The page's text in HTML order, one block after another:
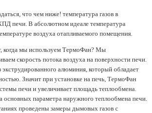
что чем ниже! температура газов в
печи. В абсолютном идеале температура
воздуха отапливаемого помещения.
когда мы используем ТермоФан? Мы
скорость потока воздуха на поверхности печи.
алюминия, который обладает
Значит при установке на печь, ТермоФан
печи и увеличивает площадь теплообмена.
основных параметра наружного теплообмена печи.
проведены замеры дымовых газов с